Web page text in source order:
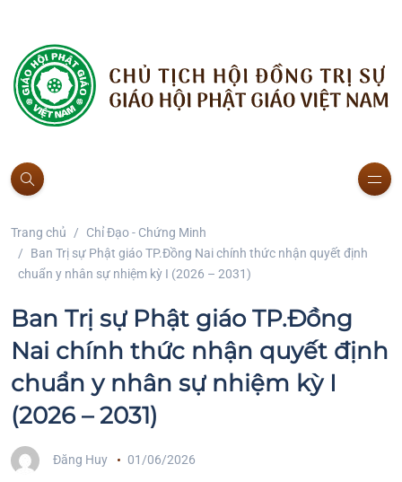
Trang chủ
Chỉ Đạo - Chứng Minh
Ban Trị sự Phật giáo TP.Đồng Nai chính thức nhận quyết định
chuẩn y nhân sự nhiệm kỳ I (2026 – 2031)
Ban Trị sự Phật giáo TP.Đồng
Nai chính thức nhận quyết định
chuẩn y nhân sự nhiệm kỳ I
(2026 – 2031)
Đăng Huy 01/06/2026